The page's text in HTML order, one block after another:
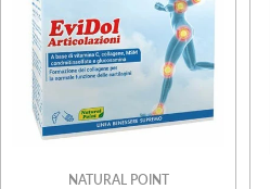
NATURAL POINT